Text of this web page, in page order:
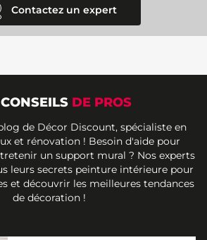
Contactez un expert
DE PROS
de Décor Discount, spécialiste en
et rénovation ! Besoin d'aide pour
un support mural ? Nos experts
leurs secrets peinture intérieure pour
et découvrir les meilleures tendances
de décoration !